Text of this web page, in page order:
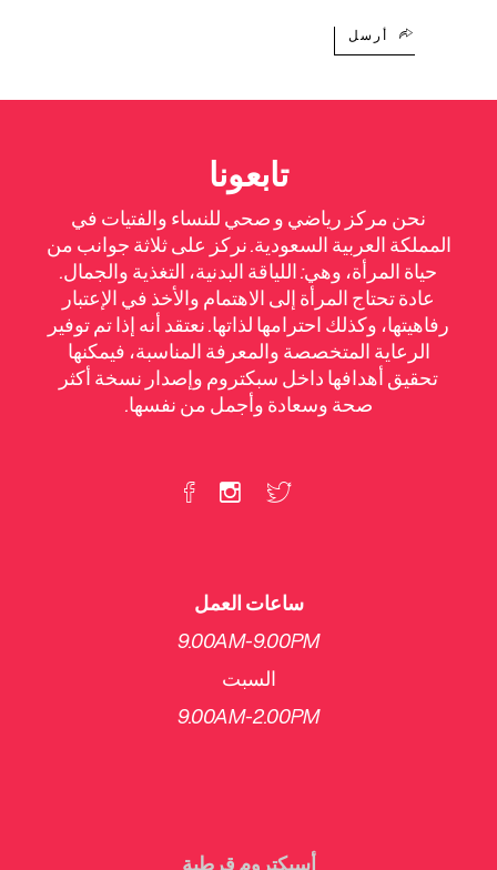
أرسل
تابعونا
نحن مركز رياضي و صحي للنساء والفتيات في
المملكة العربية السعودية. نركز على ثلاثة جوانب من
حياة المرأة، وهي: اللياقة البدنية، التغذية والجمال.
عادة تحتاج المرأة إلى الاهتمام والأخذ في الإعتبار
رفاهيتها، وكذلك احترامها لذاتها. نعتقد أنه إذا تم توفير
الرعاية المتخصصة والمعرفة المناسبة، فيمكنها
تحقيق أهدافها داخل سبكتروم وإصدار نسخة أكثر
صحة وسعادة وأجمل من نفسها.
ساعات العمل
9.00AM-9.00PM
السبت
​9.00AM-2.00PM
أسبكتروم قرطبة